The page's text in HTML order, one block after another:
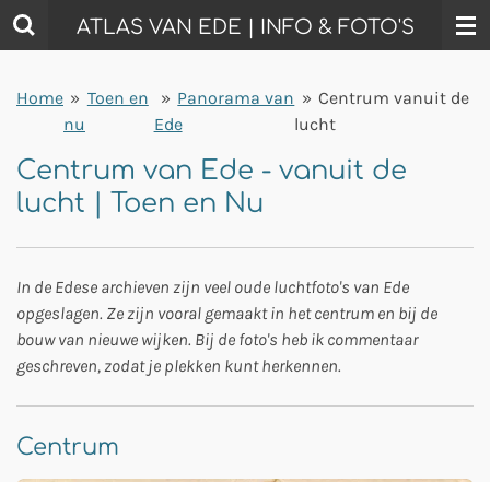
Ga
direct
de
hoofdinhoud
ATLAS VAN EDE | INFO & FOTO'S
Home » Toen en
nu
» Panorama van
Ede
» Centrum vanuit de
lucht
Centrum van Ede - vanuit de
lucht | Toen en Nu
In de Edese archieven zijn veel oude luchtfoto's van Ede
opgeslagen. Ze zijn vooral gemaakt in het centrum en bij de
bouw van nieuwe wijken. Bij de foto's heb ik commentaar
geschreven, zodat je plekken kunt herkennen.
Centrum